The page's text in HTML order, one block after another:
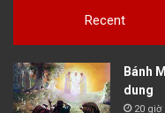
Recent
Bánh
dung
20 giờ